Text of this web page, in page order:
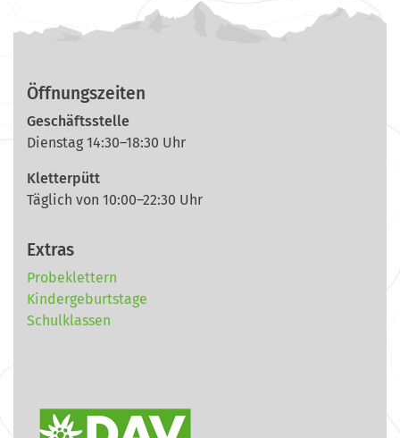
Öffnungszeiten
Geschäftsstelle
Dienstag 14:30–18:30 Uhr
Kletterpütt
Täglich von 10:00–22:30 Uhr
Extras
Probeklettern
Kindergeburtstage
Schulklassen